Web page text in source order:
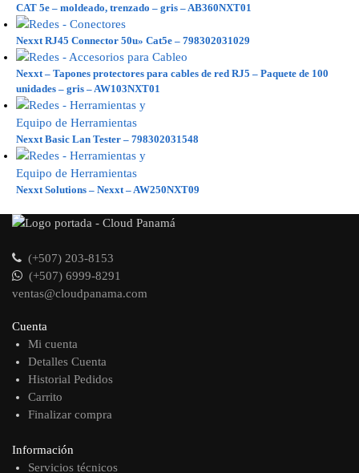
CAT 5e – moldeado, trenzado – gris – AB360NXT01
Nexxt RJ45 Connector 50u» Cat5e – 798302031029
Nexxt – Tapones protectores para cables de red RJ5 – Paquete de 100
unidades – gris – AW103NXT01
Nexxt Basic Lan Tester – 798302031548
Nexxt Solutions – Nexxt – AW250NXT09
(+507) 203-8153
(+507) 6999-8291
ventas@cloudpanama.com
Cuenta
Mi cuenta
Detalles Cuenta
Historial Pedidos
Carrito
Finalizar compra
Información
Servicios técnicos